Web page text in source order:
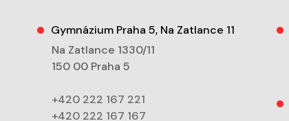
Gymnázium Praha 5, Na Zatlance 11
Na Zatlance 1330/11
150 00 Praha 5
+420 222 167 221
+420 222 167 167